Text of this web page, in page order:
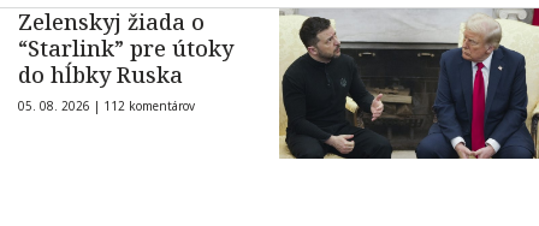
Zelenskyj žiada o
“Starlink” pre útoky
do hĺbky Ruska
05. 08. 2026 | 112 komentárov